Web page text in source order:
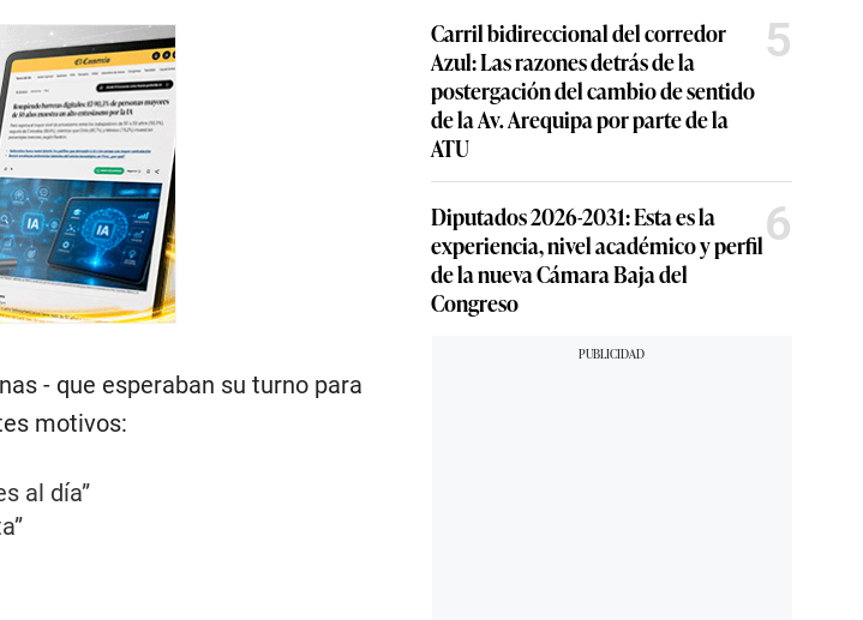
- que esperaban su turno para
motivos:
al día”
Carril bidireccional del corredor
Azul: Las razones detrás de la
postergación del cambio de sentido
de la Av. Arequipa por parte de la
ATU
5
Diputados 2026-2031: Esta es la
experiencia, nivel académico y perfil
de la nueva Cámara Baja del
Congreso
6